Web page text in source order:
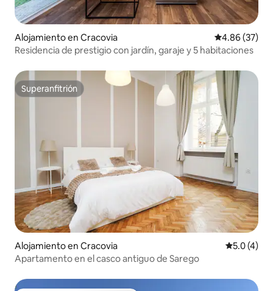
Alojamiento en Cracovia Calificación
4.86 (37)
Residencia de prestigio con jardín, garaje y 5 habitaciones
Superanfitrión
Superanfitrión
Alojamiento en Cracovia
5.0 (4)
Apartamento en el casco antiguo de Sarego